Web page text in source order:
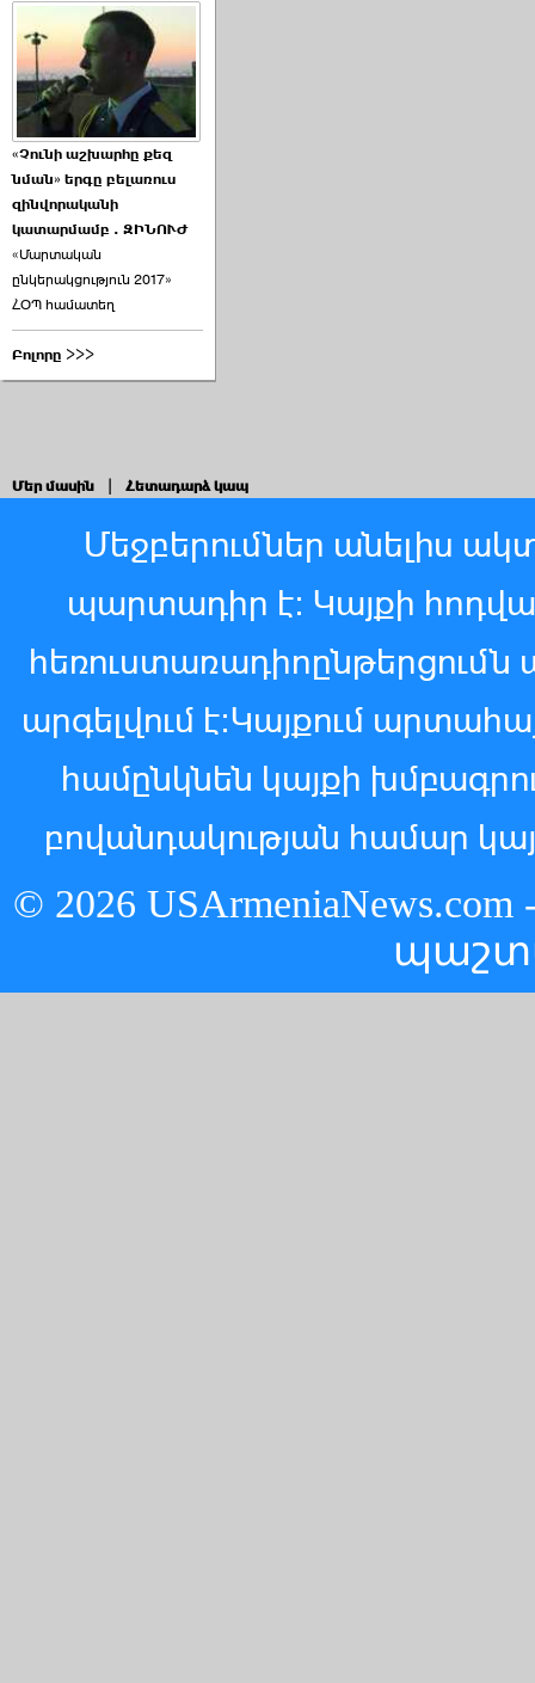
«Չունի աշխարհը քեզ
նման» երգը բելառուս
զինվորականի
կատարմամբ . ԶԻՆՈՒԺ
«Մարտական
ընկերակցություն 2017»
ՀՕՊ համատեղ
Բոլորը >>>
Մեր մասին Հետադարձ կապ
Մեջբերումներ անելիս
պարտադիր է: Կայքի
հեռուստառադիոընթերցումն
արգելվում է:Կայքում
համընկնեն կայքի
բովանդակության համար
© 2026